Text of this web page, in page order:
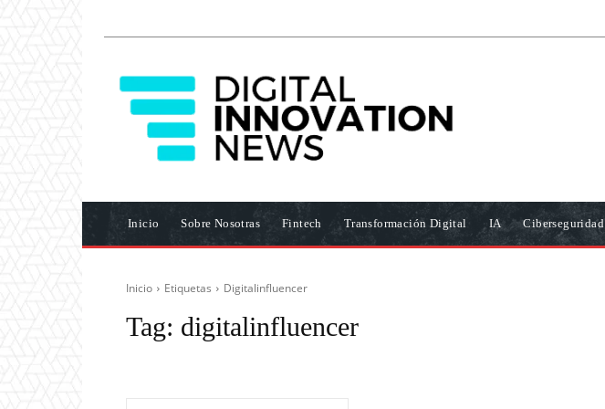
Inicio Sobre Nosotras Fintech Transformación Digital IA Ciberseguridad
Inicio Etiquetas Digitalinfluencer
Tag: digitalinfluencer